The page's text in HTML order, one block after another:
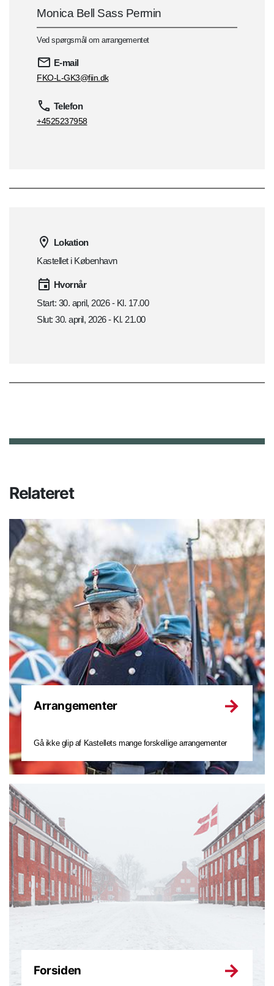
Monica Bell Sass Permin
Ved spørgsmål om arrangementet
E-mail
FKO-L-GK3@fiin.dk
Telefon
+4525237958
Lokation
Kastellet i København
Hvornår
Start: 30. april, 2026 - Kl. 17.00
Slut: 30. april, 2026 - Kl. 21.00
Relateret
Arrangementer
Gå ikke glip af Kastellets mange forskellige arrangementer
Forsiden